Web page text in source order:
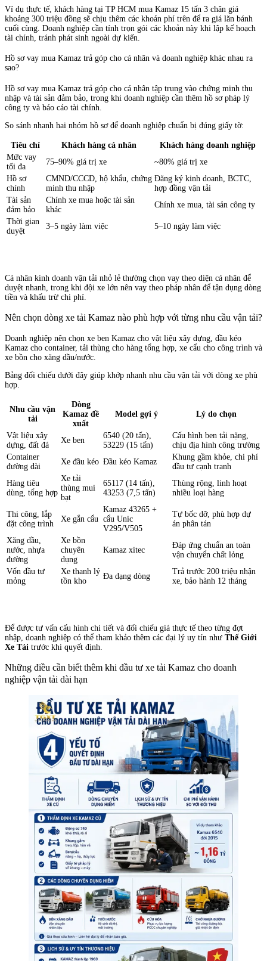
Ví dụ thực tế, khách hàng tại TP HCM mua Kamaz 15 tấn 3 chân giá
khoảng 300 triệu đồng sẽ chịu thêm các khoản phí trên để ra giá lăn bánh
cuối cùng. Doanh nghiệp cần tính trọn gói các khoản này khi lập kế hoạch
tài chính, tránh phát sinh ngoài dự kiến.
Hồ sơ vay mua Kamaz trả góp cho cá nhân và doanh nghiệp khác nhau ra
sao?
Hồ sơ vay mua Kamaz trả góp cho cá nhân tập trung vào chứng minh thu
nhập và tài sản đảm bảo, trong khi doanh nghiệp cần thêm hồ sơ pháp lý
công ty và báo cáo tài chính.
So sánh nhanh hai nhóm hồ sơ để doanh nghiệp chuẩn bị đúng giấy tờ:
Tiêu chí Khách hàng cá nhân
Khách hàng doanh nghiệp
Mức vay
tối đa
75–90% giá trị xe
~80% giá trị xe
Hồ sơ
chính
CMND/CCCD, hộ khẩu, chứng
minh thu nhập
Đăng ký kinh doanh, BCTC,
hợp đồng vận tải
Tài sản
đảm bảo
Chính xe mua hoặc tài sản
khác
Chính xe mua, tài sản công ty
Thời gian
duyệt
3–5 ngày làm việc 5–10 ngày làm việc
Cá nhân kinh doanh vận tải nhỏ lẻ thường chọn vay theo diện cá nhân để
duyệt nhanh, trong khi đội xe lớn nên vay theo pháp nhân để tận dụng dòng
tiền và khấu trừ chi phí.
Nên chọn dòng xe tải Kamaz nào phù hợp với từng nhu cầu vận tải?
Doanh nghiệp nên chọn xe ben Kamaz cho vật liệu xây dựng, đầu kéo
Kamaz cho container, tải thùng cho hàng tổng hợp, xe cẩu cho công trình và
xe bồn cho xăng dầu/nước.
Bảng đối chiếu dưới đây giúp khớp nhanh nhu cầu vận tải với dòng xe phù
hợp.
Nhu cầu vận
tải
Dòng
Kamaz đề
xuất
Model gợi ý Lý do chọn
Vật liệu xây
dựng, đất đá
Xe ben
6540 (20 tấn),
53229 (15 tấn)
Cấu hình ben tải nặng,
chịu địa hình công trường
Container
đường dài
Xe đầu kéo Đầu kéo Kamaz
Khung gầm khỏe, chi phí
đầu tư cạnh tranh
Hàng tiêu
dùng, tổng hợp
Xe tải
thùng mui
bạt
65117 (14 tấn),
43253 (7,5 tấn)
Thùng rộng, linh hoạt
nhiều loại hàng
Thi công, lắp
đặt công trình
Xe gắn cẩu
Kamaz 43265 +
cẩu Unic
V295/V505
Tự bốc dỡ, phù hợp dự
án phân tán
Xăng dầu,
nước, nhựa
đường
Xe bồn
chuyên
dụng
Kamaz xitec
Đáp ứng chuẩn an toàn
vận chuyển chất lỏng
Vốn đầu tư
mỏng
Xe thanh lý
tồn kho
Đa dạng dòng
Trả trước 200 triệu nhận
xe, bảo hành 12 tháng
Để được tư vấn cấu hình chi tiết và đối chiếu giá thực tế theo từng đợt
nhập, doanh nghiệp có thể tham khảo thêm các đại lý uy tín như Thế Giới
Xe Tải trước khi quyết định.
Những điều cần biết thêm khi đầu tư xe tải Kamaz cho doanh
nghiệp vận tải dài hạn